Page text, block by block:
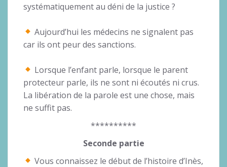
systématiquement au déni de la justice ?
Aujourd’hui les médecins ne signalent pas
car ils ont peur des sanctions.
Lorsque l’enfant parle, lorsque le parent
protecteur parle, ils ne sont ni écoutés ni crus.
La libération de la parole est une chose, mais
ne suffit pas.
**********
Seconde partie
Vous connaissez le début de l’histoire d’Inès,